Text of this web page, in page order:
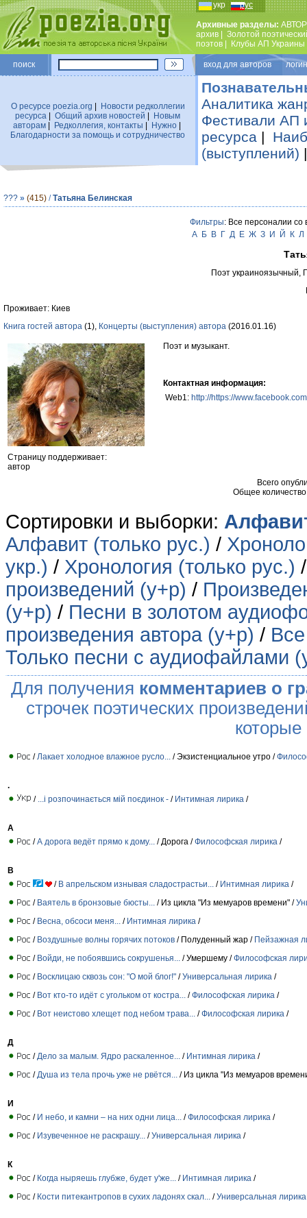
укр рус
Архивные разделы:
архив
Золотой
поэтов
Клубы АП Украины
поиск вход для авторов
О ресурсе poezia.org
Новости редколлегии
ресурса
Общий архив новостей
Новым
авторам| Редколлегия, контакты Нужно|
Благодарности за помощь и сотрудничество
Аналитика
Фестивали АП
ресурса |
(выступлений)
??? » (415) /Татьяна Белинская
Фильтры: Все персоналии со
А
Б В Г Д Е Ж З И Й К Л
Поэт украиноязычный,
Проживает: Киев
Книга гостей автора (1), Концерты (выступления) автора (2016.01.16)
Страницу поддерживает:
автор
Поэт и музыкант.
Контактная информация:
Web1: http://https://
Всего
Общее
Сортировки и выборки:
Алфавит (только рус.) /
укр.) / Хронология (только рус.)
произведений (у+р) /
(у+р) / Песни в золотом
произведения автора (у+р) /
Только песни с аудиофайлами
Для получения комментариев о
строчек поэтических
/ Лакает холодное влажное русло... / Экзистенциальное утро /
.
/
...і розпочинається мій поєдинок - / Интимная лирика /
А
/А дорога ведёт прямо к дому... / Дорога /Философская лирика /
В
/ В апрельском изнывая сладострастьи... / Интимная лирика /
/ Ваятель в бронзовые бюсты... / Из цикла "Из мемуаров времени" /
/ Весна, обсоси меня... / Интимная лирика /
/ Воздушные волны горячих потоков / Полуденный жар / Пейзажная
/ Войди, не побоявшись сокрушенья... / Умершему /Философская
/ Восклицаю сквозь сон: "О мой блог!" /Универсальная лирика /
/ Вот кто-то идёт с угольком от костра... /Философская лирика /
/ Вот неистово хлещет под небом трава... /Философская лирика /
Д
/ Дело за малым. Ядро раскаленное... / Интимная лирика /
/ Душа из тела прочь уже не рвётся... / Из цикла "Из мемуаров
И
/ И небо, и камни – на них одни лица... /Философская лирика /
/ Изувеченное не раскрашу... /Универсальная лирика /
К
/ Когда ныряешь глубже, будет у'же... / Интимная лирика /
/ Кости питекантропов в сухих ладонях скал... /Универсальная лирика